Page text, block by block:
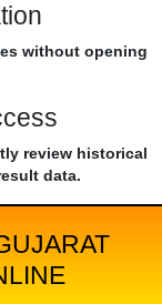
without opening
review historical
data.